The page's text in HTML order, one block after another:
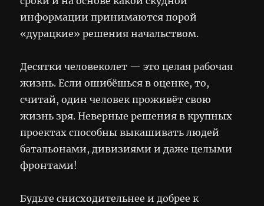
информации принимаются порой
«дурацкие» решения начальством.
Десятки человеколет — это целая рабочая
жизнь. Если ошибёшься в оценке, то,
считай, один человек проживёт свою
жизнь зря. Неверные решения в крупных
проектах способны выкашивать людей
батальонами, дивизиями и даже целыми
фронтами!
Будьте снисходительнее и добрее к